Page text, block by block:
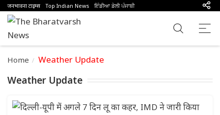
जनभावना टाइम्स Top Indian News ਇੰਡੀਆ ਡੇਲੀ ਪੰਜਾਬੀ
Home Weather Update
Weather Update